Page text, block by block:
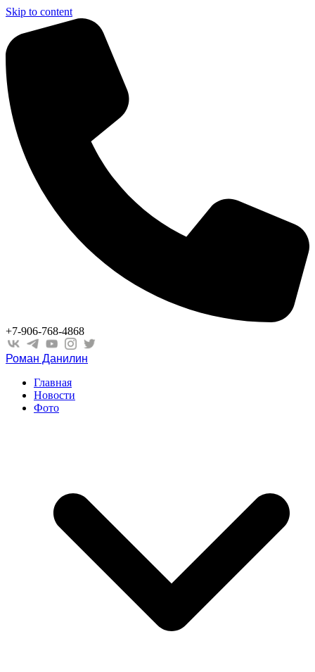
Skip to content
+7-906-768-4868
Роман Данилин
Главная
Новости
Фото